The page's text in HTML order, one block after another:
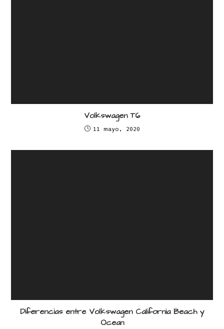
Volkswagen T6
11 mayo, 2020
Diferencias entre Volkswagen California Beach y
Ocean​